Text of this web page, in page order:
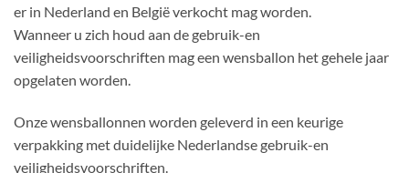
er in Nederland en België verkocht mag worden.
Wanneer u zich houd aan de gebruik-en
veiligheidsvoorschriften mag een wensballon het gehele jaar
opgelaten worden.
Onze wensballonnen worden geleverd in een keurige
verpakking met duidelijke Nederlandse gebruik-en
veiligheidsvoorschriften.